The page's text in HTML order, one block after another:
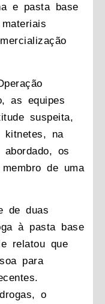
e pasta base
as equipes
suspeita,
na
os
de uma
de duas
à pasta base
relatou que
para
o